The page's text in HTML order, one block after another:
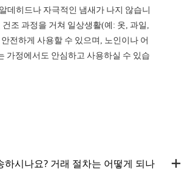
데히드나 자극적인 냄새가 나지 않습니
건조 과정을 거쳐 일상생활(예: 옷, 과일,
전하게 사용할 수 있으며, 노인이나 어
가정에서도 안심하고 사용하실 수 있습
하시나요? 거래 절차는 어떻게 되나